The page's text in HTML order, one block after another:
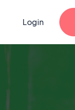
Login